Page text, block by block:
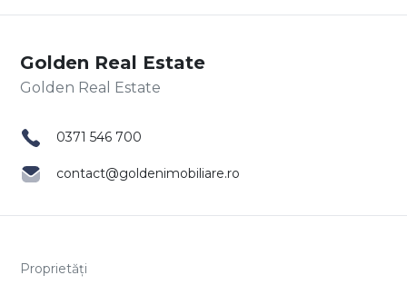
Golden Real Estate
0371 546 700
contact@goldenimobiliare.ro
Proprietăți